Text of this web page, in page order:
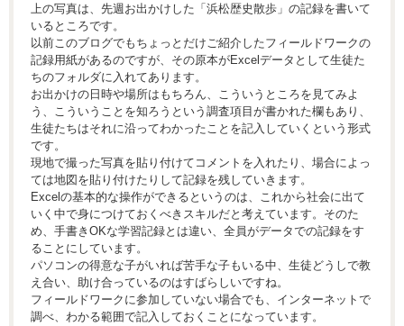
上の写真は、先週お出かけした「浜松歴史散歩」の記録を書いて
いるところです。
以前このブログでもちょっとだけご紹介したフィールドワークの
記録用紙があるのですが、その原本がExcelデータとして生徒た
ちのフォルダに入れてあります。
お出かけの日時や場所はもちろん、こういうところを見てみよ
う、こういうことを知ろうという調査項目が書かれた欄もあり、
生徒たちはそれに沿ってわかったことを記入していくという形式
です。
現地で撮った写真を貼り付けてコメントを入れたり、場合によっ
ては地図を貼り付けたりして記録を残していきます。
Excelの基本的な操作ができるというのは、これから社会に出て
いく中で身につけておくべきスキルだと考えています。そのた
め、手書きOKな学習記録とは違い、全員がデータでの記録をす
ることにしています。
パソコンの得意な子がいれば苦手な子もいる中、生徒どうしで教
え合い、助け合っているのはすばらしいですね。
フィールドワークに参加していない場合でも、インターネットで
調べ、わかる範囲で記入しておくことになっています。